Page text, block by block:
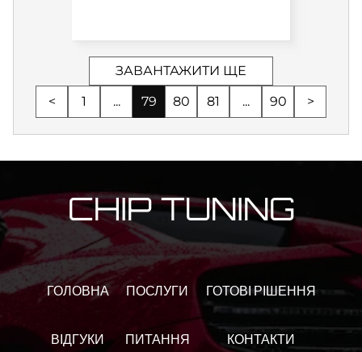
ЗАВАНТАЖИТИ ЩЕ
<
1 ... 79 80 81 ... 90 >
CHIP TUNING
ГОЛОВНА ПОСЛУГИ ГОТОВІ РІШЕННЯ
ВІДГУКИ ПИТАННЯ КОНТАКТИ